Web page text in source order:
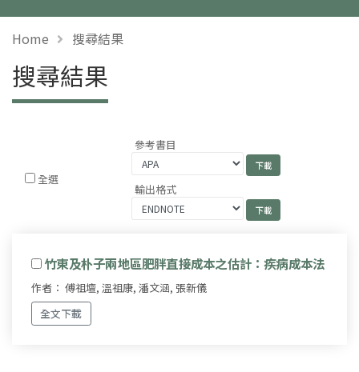
Home 搜尋結果
搜尋結果
全選
參考書目
輸出格式
竹東及朴子兩地區肥胖直接成本之估計：疾病成本法
作者： 傅祖壇, 溫祖康, 潘文涵, 張新儀
全文下載